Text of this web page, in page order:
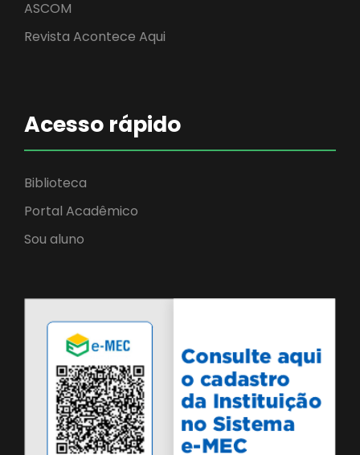
ASCOM
Revista Acontece Aqui
Acesso rápido
Biblioteca
Portal Acadêmico
Sou aluno